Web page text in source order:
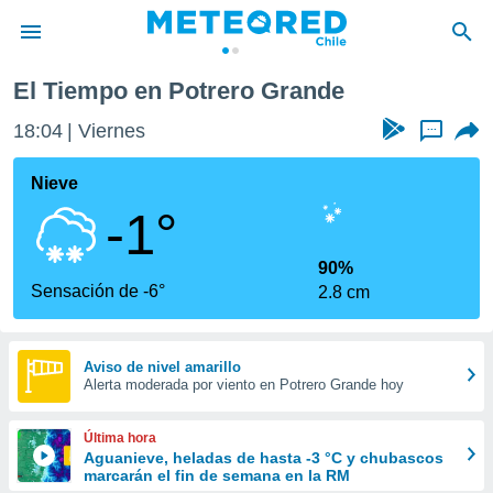
de
por
se
calidad.
a este
las
y
digital
basada
El Tiempo en Potrero Grande
18:04 Viernes ...
Nieve
-1°
Sensación de -6°
90%
2.8 cm
Aviso de nivel amarillo
Alerta moderada por viento en Potrero Grande hoy
Última hora
Aguanieve, heladas de hasta -3 °C y chubascos
marcarán el fin de semana en la RM